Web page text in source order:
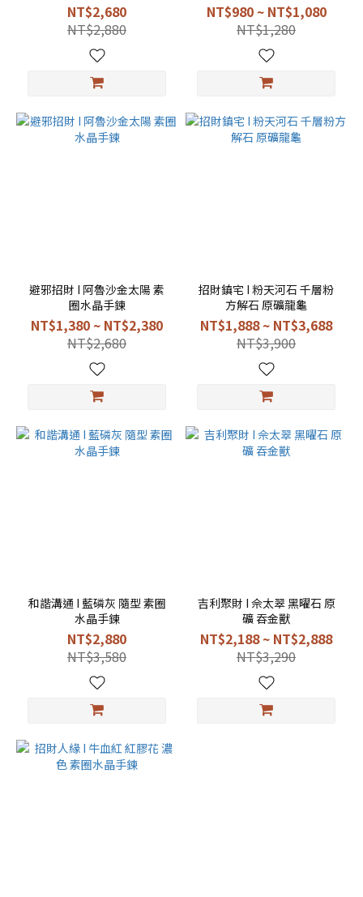
NT$2,680
NT$2,880
NT$980 ~ NT$1,080
NT$1,280
避邪招財 I 阿魯沙金太陽 素
圈水晶手鍊
NT$1,380 ~ NT$2,380
NT$2,680
招財鎮宅 I 粉天河石 千層粉
方解石 原礦龍龜
NT$1,888 ~ NT$3,688
NT$3,900
和諧溝通 I 藍磷灰 隨型 素圈
水晶手鍊
NT$2,880
NT$3,580
吉利聚財 I 佘太翠 黑曜石 原
礦 吞金獸
NT$2,188 ~ NT$2,888
NT$3,290